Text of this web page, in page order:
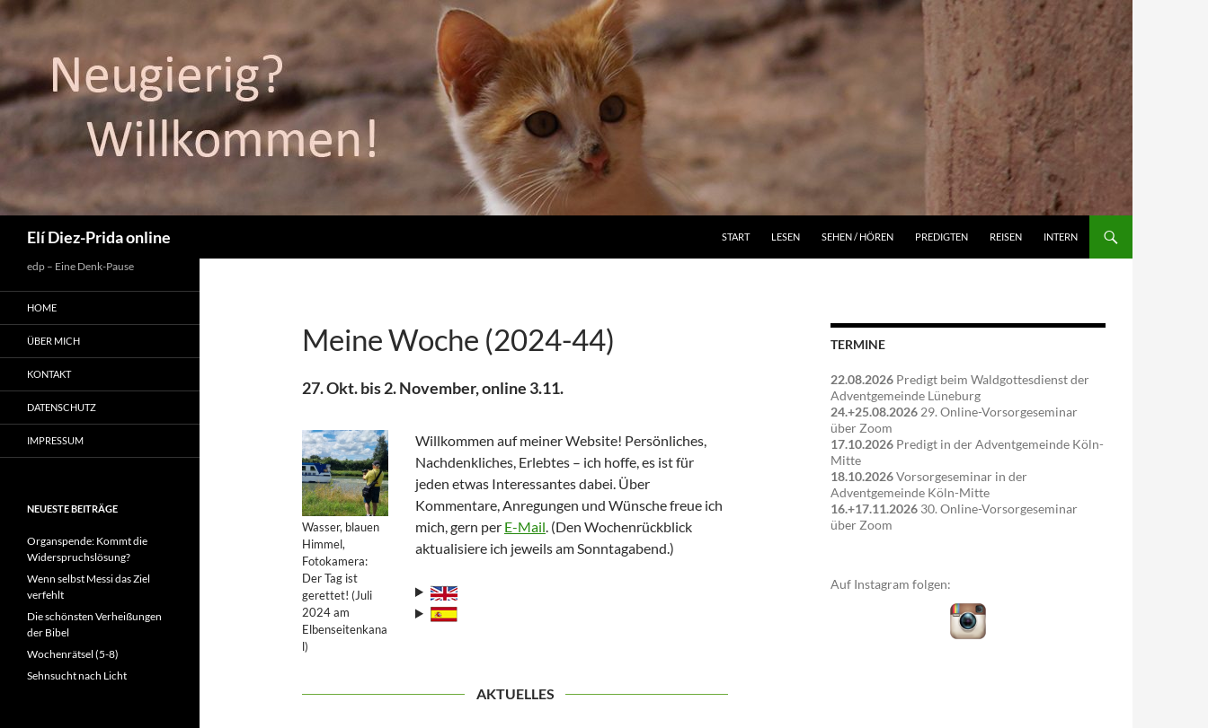
Elí Diez-Prida online
START
LESEN SEHEN / HÖREN PREDIGTEN REISEN INTERN
Meine Woche (2024-44)
27. Okt. bis 2. November, online 3.11.
Wasser, blauen
Himmel,
Fotokamera:
Der Tag ist
gerettet! (Juli
2024 am
Elbenseitenkana
l)
Willkommen auf meiner Website! Persönliches,
Nachdenkliches, Erlebtes – ich hoffe, es ist für
jeden etwas Interessantes dabei. Über
Kommentare, Anregungen und Wünsche freue ich
mich, gern per E-Mail. (Den Wochenrückblick
aktualisiere ich jeweils am Sonntagabend.)
AKTUELLES
TERMINE
22.08.2026 Predigt beim Waldgottesdienst der
Adventgemeinde Lüneburg
24.+25.08.2026 29. Online-Vorsorgeseminar
über Zoom
17.10.2026 Predigt in der Adventgemeinde Köln-
Mitte
18.10.2026Vorsorgeseminar in der
Adventgemeinde Köln-Mitte
16.+17.11.2026 30. Online-Vorsorgeseminar
über Zoom
Auf Instagram folgen:
edp – Eine Denk-Pause
HOME
ÜBER MICH
KONTAKT
DATENSCHUTZ
IMPRESSUM
NEUESTE BEITRÄGE
Organspende: Kommt die
Widerspruchslösung?
Wenn selbst Messi das Ziel
verfehlt
Die schönsten Verheißungen
der Bibel
Wochenrätsel (5-8)
Sehnsucht nach Licht